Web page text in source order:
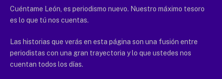
Cuéntame León, es periodismo nuevo. Nuestro máximo tesoro
es lo que tú nos cuentas.
Las historias que verás en esta página son una fusión entre
periodistas con una gran trayectoria y lo que ustedes nos
cuentan todos los días.